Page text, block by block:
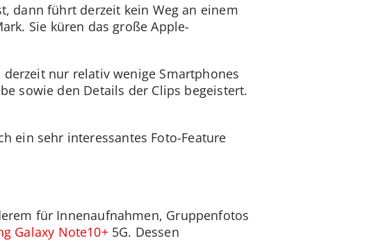
dann führt derzeit kein Weg an einem
Sie küren das große Apple-
nur relativ wenige Smartphones
sowie den Details der Clips begeistert.
ein sehr interessantes Foto-Feature
für Innenaufnahmen, Gruppenfotos
Galaxy Note10+5G. Dessen